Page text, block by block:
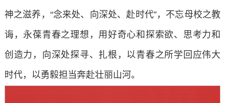
神之滋养，“念来处、向深处、赴时代”，不忘母校之教
诲，永葆青春之理想，用好奇心和探索欲、思考力和
创造力，向深处探寻、扎根，以青春之所学回应伟大
时代，以勇毅担当奔赴壮丽山河。